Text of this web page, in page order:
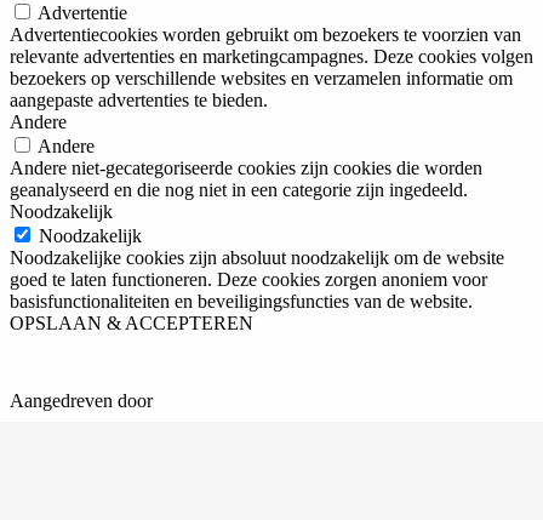
Advertentie
Advertentiecookies worden gebruikt om bezoekers te voorzien van
relevante advertenties en marketingcampagnes. Deze cookies volgen
bezoekers op verschillende websites en verzamelen informatie om
aangepaste advertenties te bieden.
Andere
Andere
Andere niet-gecategoriseerde cookies zijn cookies die worden
geanalyseerd en die nog niet in een categorie zijn ingedeeld.
Noodzakelijk
Noodzakelijk
Noodzakelijke cookies zijn absoluut noodzakelijk om de website
goed te laten functioneren. Deze cookies zorgen anoniem voor
basisfunctionaliteiten en beveiligingsfuncties van de website.
OPSLAAN & ACCEPTEREN
Aangedreven door